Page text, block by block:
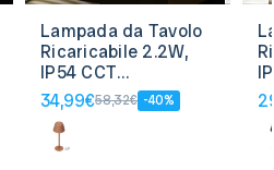
Lampada da Tavolo
Ricaricabile 2.2W,
IP54 CCT
Dimmerabile -
Corten
34,99€58,32€ -40%